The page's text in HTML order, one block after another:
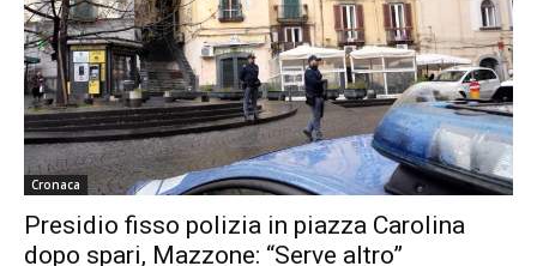
Cronaca
Presidio fisso polizia in piazza Carolina
dopo spari, Mazzone: “Serve altro”